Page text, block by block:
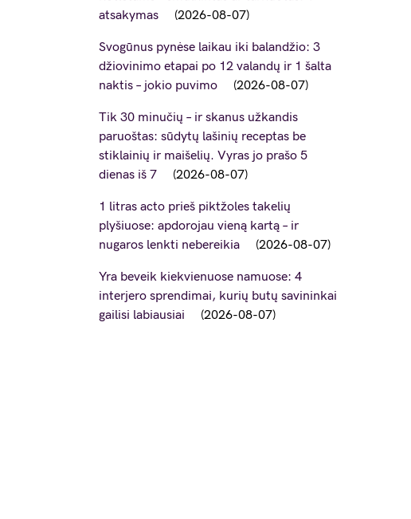
atsakymas
2026-08-07
Svogūnus pynėse laikau iki balandžio: 3
džiovinimo etapai po 12 valandų ir 1 šalta
naktis – jokio puvimo
2026-08-07
Tik 30 minučių – ir skanus užkandis
paruoštas: sūdytų lašinių receptas be
stiklainių ir maišelių. Vyras jo prašo 5
dienas iš 7
2026-08-07
1 litras acto prieš piktžoles takelių
plyšiuose: apdorojau vieną kartą – ir
nugaros lenkti nebereikia
2026-08-07
Yra beveik kiekvienuose namuose: 4
interjero sprendimai, kurių butų savininkai
gailisi labiausiai
2026-08-07